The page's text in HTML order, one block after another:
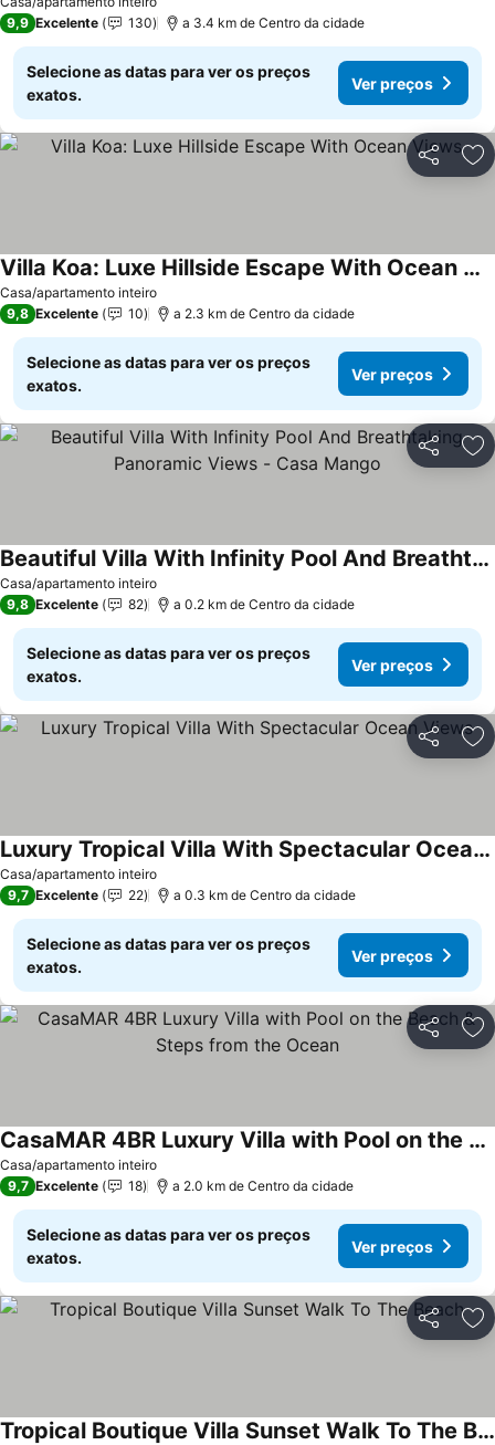
9,9 Excelente 130 a 3.4 km de Centro da cidade
Selecione as datas para ver os preços
exatos.
Ver preços
Partilhar
Casa/apartamento inteiro
Villa Koa: Luxe Hillside Escape With Ocean Views
9,8 Excelente 10 a 2.3 km de Centro da cidade
Selecione as datas para ver os preços
exatos.
Ver preços
Partilhar
Casa/apartamento inteiro
Beautiful Villa With Infinity Pool And Breathtaking Panoramic Views - Casa Mango
9,8 Excelente 82 a 0.2 km de Centro da cidade
Selecione as datas para ver os preços
exatos.
Ver preços
Partilhar
Casa/apartamento inteiro
Luxury Tropical Villa With Spectacular Ocean Views
9,7 Excelente 22 a 0.3 km de Centro da cidade
Selecione as datas para ver os preços
exatos.
Ver preços
Partilhar
Casa/apartamento inteiro
CasaMAR 4BR Luxury Villa with Pool on the Beach & Steps from the Ocean
9,7 Excelente 18 a 2.0 km de Centro da cidade
Selecione as datas para ver os preços
exatos.
Ver preços
Partilhar
Tropical Boutique Villa Sunset Walk To The Beach